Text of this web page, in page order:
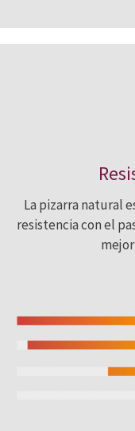
La pizarra natural
resistencia con el